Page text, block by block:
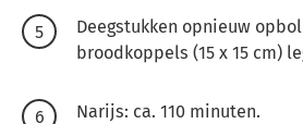
Deegstukken opnieuw
broodkoppels (15 x 15 cm)
Narijs: ca. 110 minuten.